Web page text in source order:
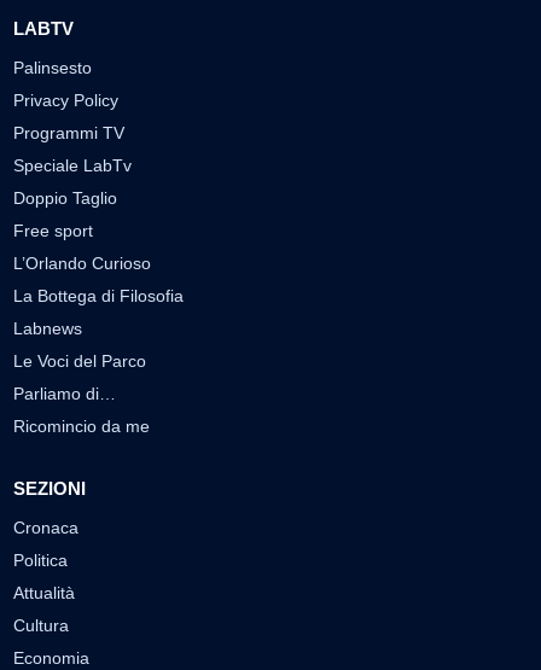
LABTV
Palinsesto
Privacy Policy
Programmi TV
Speciale LabTv
Doppio Taglio
Free sport
L’Orlando Curioso
La Bottega di Filosofia
Labnews
Le Voci del Parco
Parliamo di…
Ricomincio da me
SEZIONI
Cronaca
Politica
Attualità
Cultura
Economia